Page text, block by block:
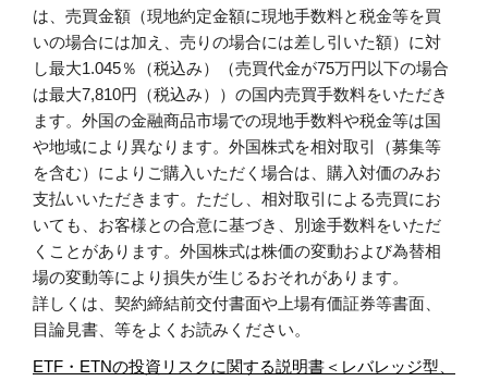
は、売買金額（現地約定金額に現地手数料と税金等を買
いの場合には加え、売りの場合には差し引いた額）に対
し最大1.045％（税込み）（売買代金が75万円以下の場合
は最大7,810円（税込み））の国内売買手数料をいただき
ます。外国の金融商品市場での現地手数料や税金等は国
や地域により異なります。外国株式を相対取引（募集等
を含む）によりご購入いただく場合は、購入対価のみお
支払いいただきます。ただし、相対取引による売買にお
いても、お客様との合意に基づき、別途手数料をいただ
くことがあります。外国株式は株価の変動および為替相
場の変動等により損失が生じるおそれがあります。
詳しくは、契約締結前交付書面や上場有価証券等書面、
目論見書、等をよくお読みください。
ETF・ETNの投資リスクに関する説明書＜レバレッジ型、